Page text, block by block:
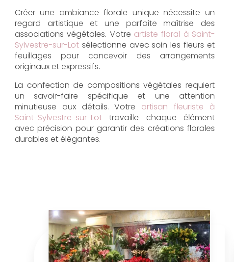
Créer une ambiance florale unique nécessite un
regard artistique et une parfaite maîtrise des
associations végétales. Votre artiste floral à Saint-
Sylvestre-sur-Lot sélectionne avec soin les fleurs et
feuillages pour concevoir des arrangements
originaux et expressifs.
La confection de compositions végétales requiert
un savoir-faire spécifique et une attention
minutieuse aux détails. Votre artisan fleuriste à
Saint-Sylvestre-sur-Lot travaille chaque élément
avec précision pour garantir des créations florales
durables et élégantes.